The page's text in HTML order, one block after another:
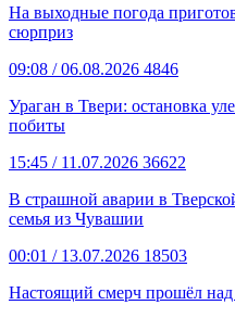
На выходные погода
сюрприз
09:08 / 06.08.2026 4846
Ураган в Твери: остановка
побиты
15:45 / 11.07.2026 36622
В страшной аварии в
семья из Чувашии
00:01 / 13.07.2026 18503
Настоящий смерч прошёл над